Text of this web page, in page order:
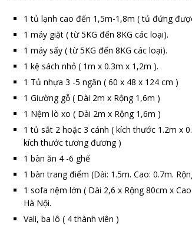
1 tủ lạnh cao đến 1,5m-1,8m ( tủ đứng
1 máy giặt ( từ 5KG đến 8KG các loại).
1 máy sấy ( từ 5KG đến 8KG các loại).
1 kệ sách nhỏ ( 1m x 0.3m x 1,2m ).
1 Tủ nhựa 3 -5 ngăn ( 60 x 48 x 124 cm )
1 Giường gỗ ( Dài 2m x Rộng 1,6m )
1 Nệm lò xo ( Dài 2m x Rộng 1,6m )
1 tủ sắt 2 hoặc 3 cánh ( kích thước 1.2m x
kích thước tương đương )
1 bàn ăn 4 -6 ghế
1 bàn trang điểm (Dài: 1.5m. Cao: 0.7m.
1 sofa nệm lớn ( Dài 2,6 x Rộng 80cm x
Hà Nội.
Vali, ba lô ( 4 thành viên )